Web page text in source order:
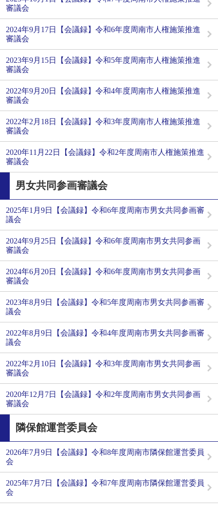
審議会
2024年9月17日【会議録】令和6年度周南市人権施策推進
審議会
2023年9月15日【会議録】令和5年度周南市人権施策推進
審議会
2022年9月20日【会議録】令和4年度周南市人権施策推進
審議会
2022年2月18日【会議録】令和3年度周南市人権施策推進
審議会
2020年11月22日【会議録】令和2年度周南市人権施策推進
審議会
男女共同参画審議会
2025年1月9日【会議録】令和6年度周南市男女共同参画審
議会
2024年9月25日【会議録】令和6年度周南市男女共同参画
審議会
2024年6月20日【会議録】令和6年度周南市男女共同参画
審議会
2023年8月9日【会議録】令和5年度周南市男女共同参画審
議会
2022年8月9日【会議録】令和4年度周南市男女共同参画審
議会
2022年2月10日【会議録】令和3年度周南市男女共同参画
審議会
2020年12月7日【会議録】令和2年度周南市男女共同参画
審議会
隣保館運営委員会
2026年7月9日【会議録】令和8年度周南市隣保館運営委員
会
2025年7月7日【会議録】令和7年度周南市隣保館運営委員
会